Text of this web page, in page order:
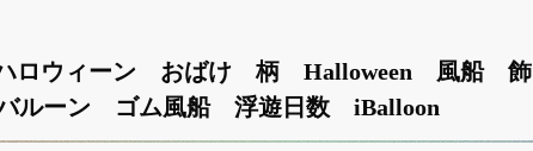
ロウィーン おばけ 柄 Halloween 風船 飾
ルーン ゴム風船 浮遊日数 iBalloon